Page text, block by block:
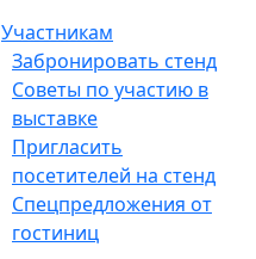
Участникам
Забронировать стенд
Советы по участию в
выставке
Пригласить
посетителей на стенд
Спецпредложения от
гостиниц